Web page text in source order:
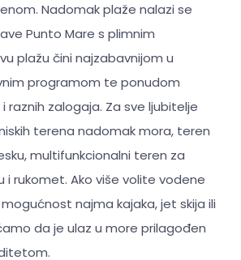
Nadomak plaže nalazi se
Punto Mare s plimnim
plažu čini najzabavnijom u
programom te ponudom
raznih zalogaja. Za sve ljubitelje
terena nadomak mora, teren
multifunkcionalni teren za
i rukomet. Ako više volite vodene
najma kajaka, jet skija ili
da je ulaz u more prilagođen